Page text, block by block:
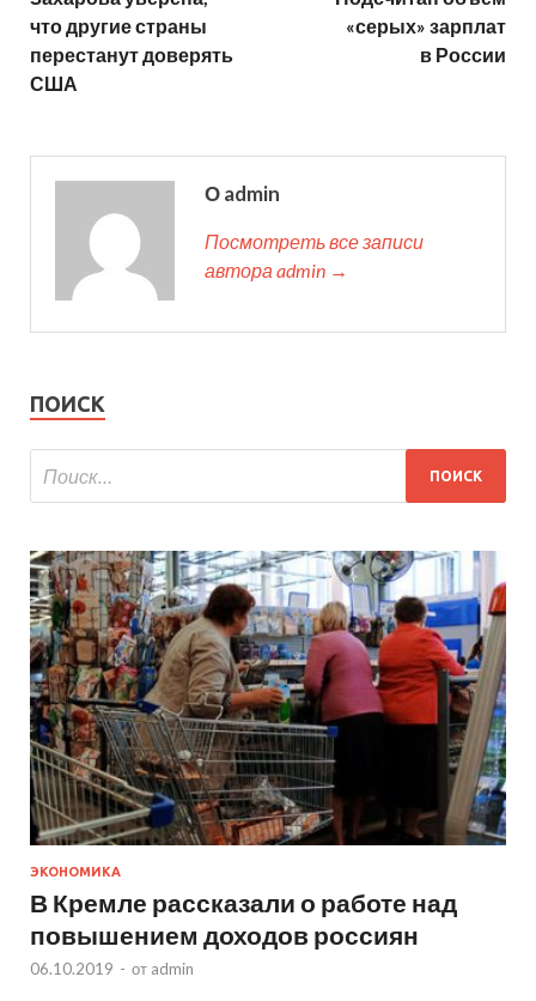
что другие страны
перестанут доверять
США
«серых» зарплат
в России
О admin
Посмотреть все записи
автора admin →
ПОИСК
ЭКОНОМИКА
В Кремле рассказали о работе над
повышением доходов россиян
06.10.2019 - от admin